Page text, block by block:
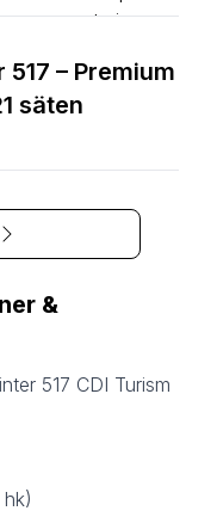
– Premium
säten
&
517 CDI Turism